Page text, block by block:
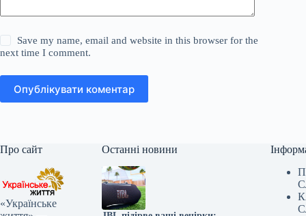
Save my name, email and website in this browser for the
next time I comment.
Опублікувати коментар
Про сайт
«Українське
Останні новини